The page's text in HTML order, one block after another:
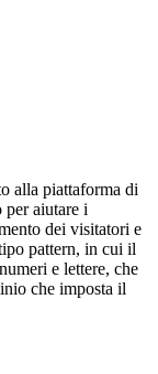
alla piattaforma di
aiutare i
dei visitatori e
pattern, in cui il
e lettere, che
che imposta il